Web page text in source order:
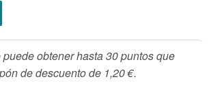
obtener hasta 30 puntos que
de descuento de 1,20 €.